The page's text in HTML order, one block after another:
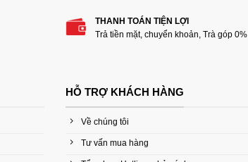
THANH TOÁN TIỆN LỢI
Trả tiền mặt, chuyển khoản, Trà góp 0%
HỖ TRỢ KHÁCH HÀNG
Về chúng tôi
Tư vấn mua hàng